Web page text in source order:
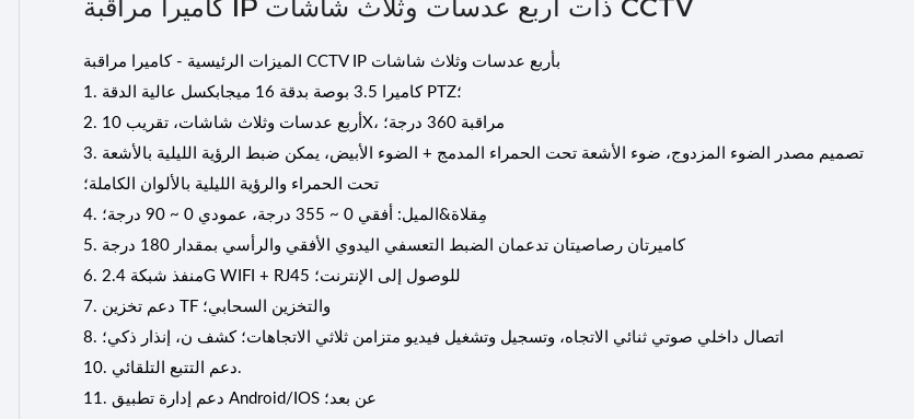
كاميرا مراقبة IP ذات أربع عدسات وثلاث شاشات CCTV
الميزات الرئيسية - كاميرا مراقبة CCTV IP بأربع عدسات وثلاث شاشات
1. كاميرا 3.5 بوصة بدقة 16 ميجابكسل عالية الدقة PTZ؛
2. أربع عدسات وثلاث شاشات، تقريب 10X، مراقبة 360 درجة؛
3. تصميم مصدر الضوء المزدوج، ضوء الأشعة تحت الحمراء المدمج + الضوء الأبيض، يمكن ضبط الرؤية الليلية بالأشعة
تحت الحمراء والرؤية الليلية بالألوان الكاملة؛
4. مِقلاة&الميل: أفقي 0 ~ 355 درجة، عمودي 0 ~ 90 درجة؛
5. كاميرتان رصاصيتان تدعمان الضبط التعسفي اليدوي الأفقي والرأسي بمقدار 180 درجة
6. منفذ شبكة 2.4G WIFI + RJ45 للوصول إلى الإنترنت؛
7. دعم تخزين TF والتخزين السحابي؛
8. اتصال داخلي صوتي ثنائي الاتجاه، وتسجيل وتشغيل فيديو متزامن ثلاثي الاتجاهات؛ كشف ن، إنذار ذكي؛
10. دعم التتبع التلقائي.
11. دعم إدارة تطبيق Android/IOS عن بعد؛